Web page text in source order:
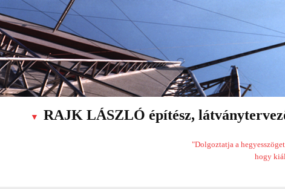
▼ RAJK LÁSZLÓ építész,
"Dolgoztatja a
hogy